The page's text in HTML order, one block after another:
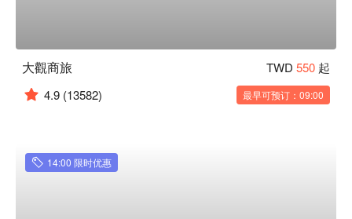
大觀商旅 TWD 550 起
4.9 (13582) 最早可预订：09:00
14:00 限时优惠